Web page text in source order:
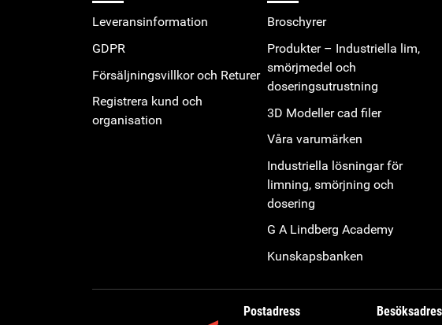
Leveransinformation
GDPR
Försäljningsvillkor och Returer
Registrera kund och
organisation
Broschyrer
Produkter – Industriella lim,
smörjmedel och
doseringsutrustning
3D Modeller cad filer
Våra varumärken
Industriella lösningar för
limning, smörjning och
dosering
G A Lindberg Academy
Kunskapsbanken
Postadress